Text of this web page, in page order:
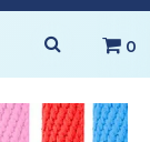
0